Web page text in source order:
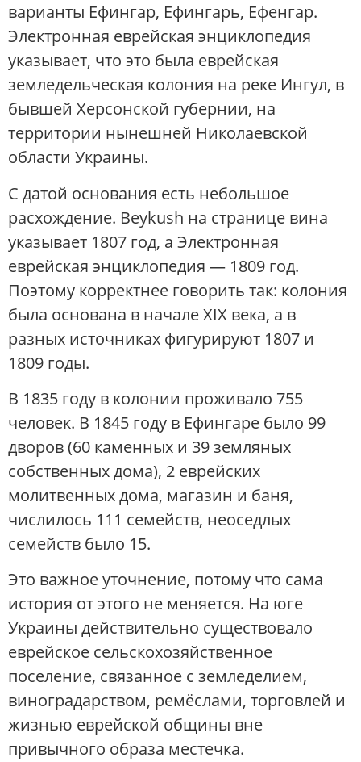
варианты Ефингар, Ефингарь, Ефенгар.
Электронная еврейская энциклопедия
указывает, что это была еврейская
земледельческая колония на реке Ингул, в
бывшей Херсонской губернии, на
территории нынешней Николаевской
области Украины.
С датой основания есть небольшое
расхождение. Beykush на странице вина
указывает 1807 год, а Электронная
еврейская энциклопедия — 1809 год.
Поэтому корректнее говорить так: колония
была основана в начале XIX века, а в
разных источниках фигурируют 1807 и
1809 годы.
В 1835 году в колонии проживало 755
человек. В 1845 году в Ефингаре было 99
дворов (60 каменных и 39 земляных
собственных дома), 2 еврейских
молитвенных дома, магазин и баня,
числилось 111 семейств, неоседлых
семейств было 15.
Это важное уточнение, потому что сама
история от этого не меняется. На юге
Украины действительно существовало
еврейское сельскохозяйственное
поселение, связанное с земледелием,
виноградарством, ремёслами, торговлей и
жизнью еврейской общины вне
привычного образа местечка.